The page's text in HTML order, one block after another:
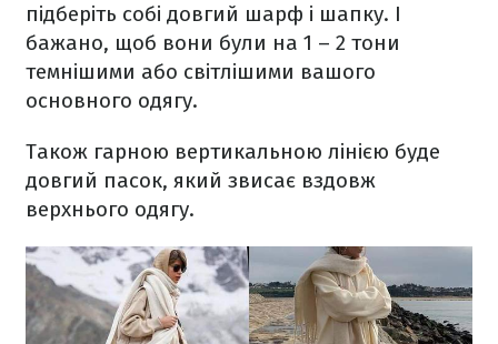
підберіть собі довгий шарф і шапку. І
бажано, щоб вони були на 1 – 2 тони
темнішими або світлішими вашого
основного одягу.
Також гарною вертикальною лінією буде
довгий пасок, який звисає вздовж
верхнього одягу.